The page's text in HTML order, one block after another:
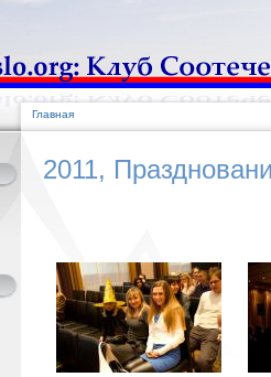
Главная
2011,